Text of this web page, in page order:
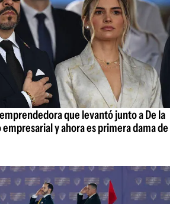
que levantó junto a De la
y ahora es primera dama de